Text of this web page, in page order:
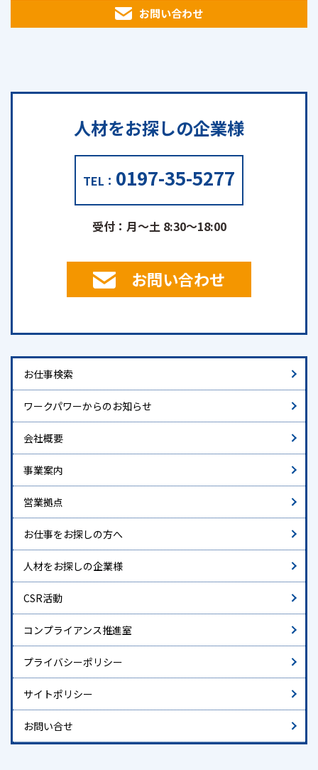
お問い合わせ
人材をお探しの企業様
TEL： 0197-35-5277
受付：月～土 8:30～18:00
お問い合わせ
お仕事検索
ワークパワーからのお知らせ
会社概要
事業案内
営業拠点
お仕事をお探しの方へ
人材をお探しの企業様
CSR活動
コンプライアンス推進室
プライバシーポリシー
サイトポリシー
お問い合せ